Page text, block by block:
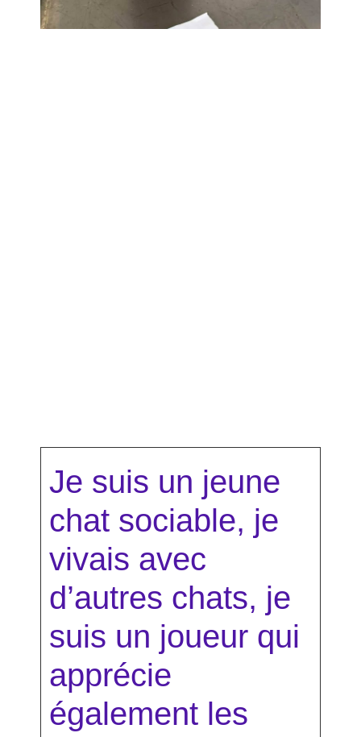
Je suis un jeune
chat sociable, je
vivais avec
d’autres chats, je
suis un joueur qui
apprécie
également les